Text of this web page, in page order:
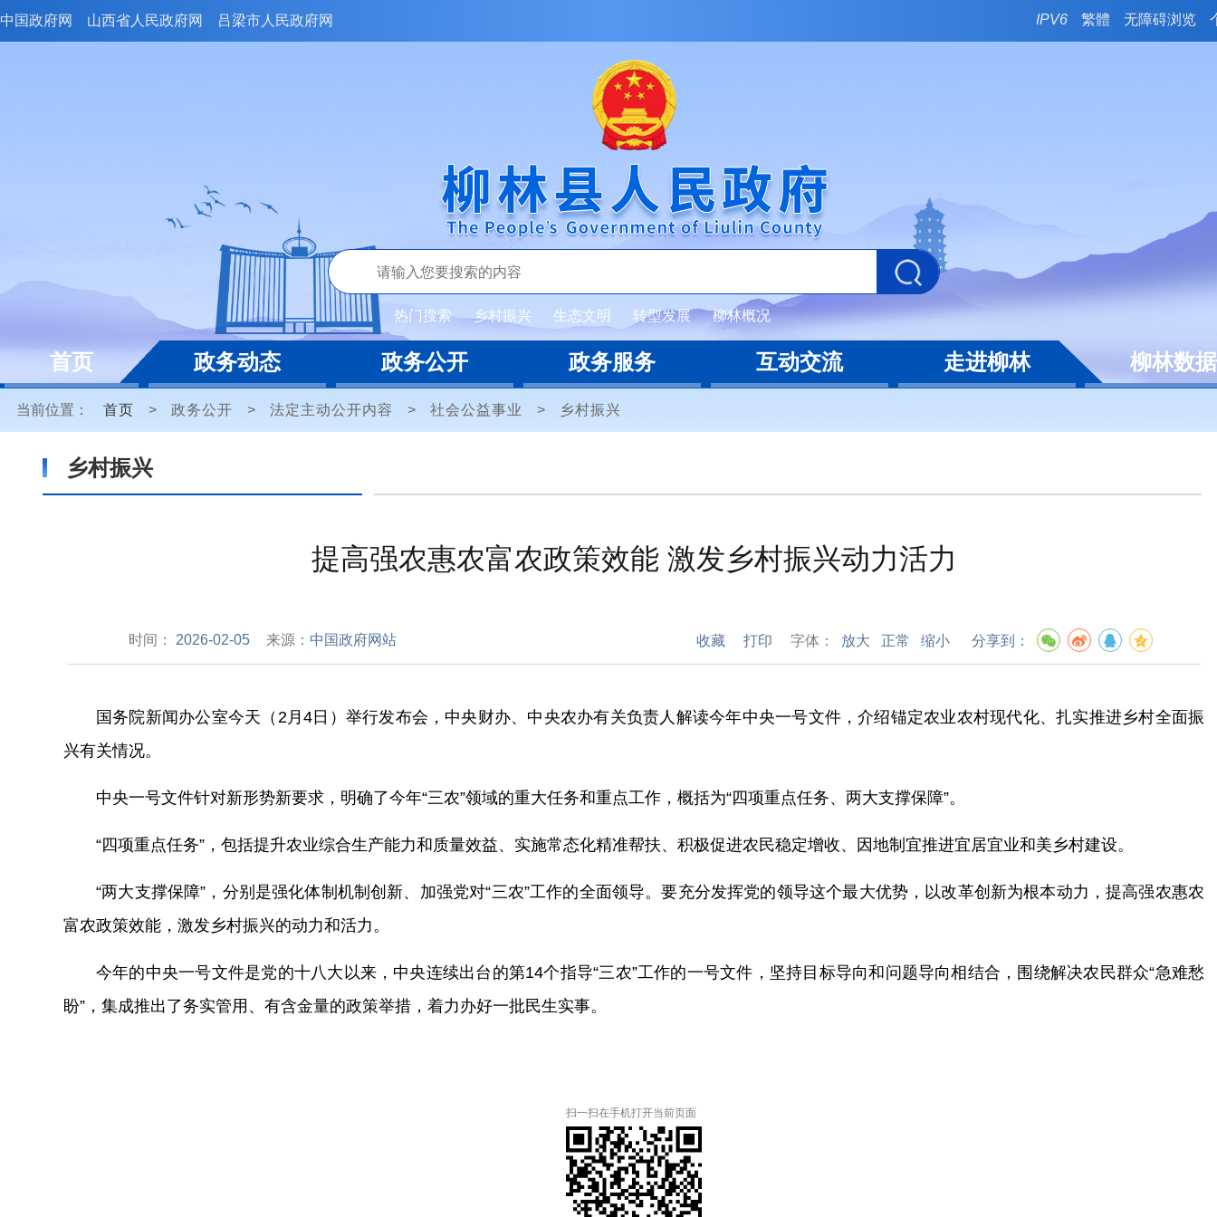
中国政府网 山西省人民政府网 吕梁市人民政府网 IPV6 繁體 无障碍浏览
热门搜索 乡村振兴 生态文明 转型发展 柳林概况
首页 政务动态 政务公开 政务服务 互动交流 走进柳林 柳林数据
当前位置： 首页 > 政务公开 > 法定主动公开内容 > 社会公益事业 > 乡村振兴
乡村振兴
提高强农惠农富农政策效能 激发乡村振兴动力活力
时间： 2026-02-05 来源： 中国政府网站 收藏 打印 字体： 放大 正常 缩小 分享到：
国务院新闻办公室今天（2月4日）举行发布会，中央财办、中央农办有关负责人解读今年中央一号文件，介绍锚定农业农村现代化、扎实推进乡村全面振
兴有关情况。
中央一号文件针对新形势新要求，明确了今年“三农”领域的重大任务和重点工作，概括为“四项重点任务、两大支撑保障”。
“四项重点任务”，包括提升农业综合生产能力和质量效益、实施常态化精准帮扶、积极促进农民稳定增收、因地制宜推进宜居宜业和美乡村建设。
“两大支撑保障”，分别是强化体制机制创新、加强党对“三农”工作的全面领导。要充分发挥党的领导这个最大优势，以改革创新为根本动力，提高强农惠农
富农政策效能，激发乡村振兴的动力和活力。
今年的中央一号文件是党的十八大以来，中央连续出台的第14个指导“三农”工作的一号文件，坚持目标导向和问题导向相结合，围绕解决农民群众“急难愁
盼”，集成推出了务实管用、有含金量的政策举措，着力办好一批民生实事。
扫一扫在手机打开当前页面